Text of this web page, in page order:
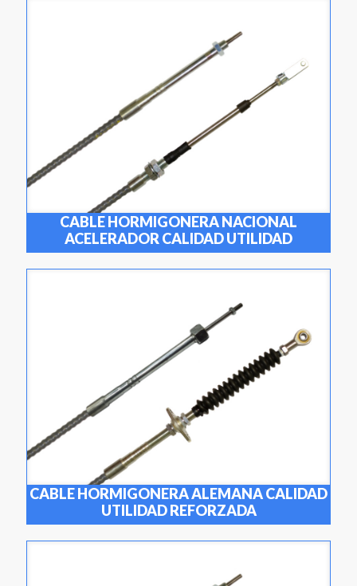
CABLE HORMIGONERA NACIONAL
ACELERADOR CALIDAD UTILIDAD
CABLE HORMIGONERA ALEMANA CALIDAD
UTILIDAD REFORZADA